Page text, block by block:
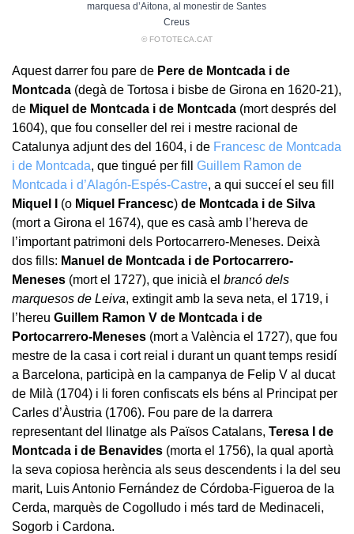
marquesa d’Aitona, al monestir de Santes
Creus
© FOTOTECA.CAT
Aquest darrer fou pare de Pere de Montcada i de
Montcada (degà de Tortosa i bisbe de Girona en 1620-21),
de Miquel de Montcada i de Montcada (mort després del
1604), que fou conseller del rei i mestre racional de
Catalunya adjunt des del 1604, i de Francesc de Montcada
i de Montcada, que tingué per fill Guillem Ramon de
Montcada i d’Alagón-Espés-Castre, a qui succeí el seu fill
Miquel I
(o Miquel Francesc) de Montcada i de Silva
(mort a Girona el 1674), que es casà amb l’hereva de
l’important patrimoni dels Portocarrero-Meneses. Deixà
dos fills: Manuel de Montcada i de Portocarrero-
Meneses (mort el 1727), que inicià el brancó dels
marquesos de Leiva, extingit amb la seva neta, el 1719, i
l’hereu Guillem Ramon V de Montcada i de
Portocarrero-Meneses (mort a València el 1727), que fou
mestre de la casa i cort reial i durant un quant temps residí
a Barcelona, participà en la campanya de Felip V al ducat
de Milà (1704) i li foren confiscats els béns al Principat per
Carles d’Àustria (1706). Fou pare de la darrera
representant del llinatge als Països Catalans, Teresa I de
Montcada i de Benavides (morta el 1756), la qual aportà
la seva copiosa herència als seus descendents i la del seu
marit, Luis Antonio Fernández de Córdoba-Figueroa de la
Cerda, marquès de Cogolludo i més tard de Medinaceli,
Sogorb i Cardona.